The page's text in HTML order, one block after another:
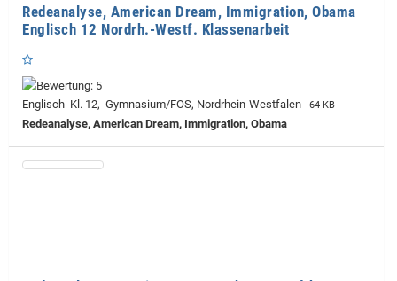
Redeanalyse, American Dream, Immigration, Obama
Englisch 12 Nordrh.-Westf. Klassenarbeit
Englisch Kl. 12, Gymnasium/FOS, Nordrhein-Westfalen 64 KB
Redeanalyse, American Dream, Immigration, Obama